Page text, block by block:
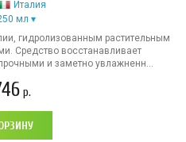
Италия
мл
гидролизованным растительным
Средство восстанавливает
и заметно увлажненн...
р.